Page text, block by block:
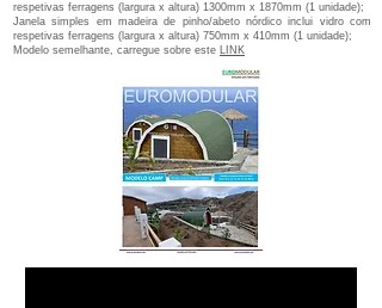
respetivas ferragens (largura x altura) 1300mm x 1870mm (1 unidade);
Janela simples em madeira de pinho/abeto nórdico inclui vidro com
respetivas ferragens (largura x altura) 750mm x 410mm (1 unidade);
Modelo semelhante, carregue sobre este LINK